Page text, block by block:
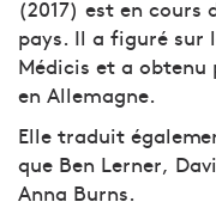
(2017) est en cours
pays. Il a figuré sur
Médicis et a obtenu
en Allemagne.
Elle traduit
que Ben Lerner,
Anna Burns.